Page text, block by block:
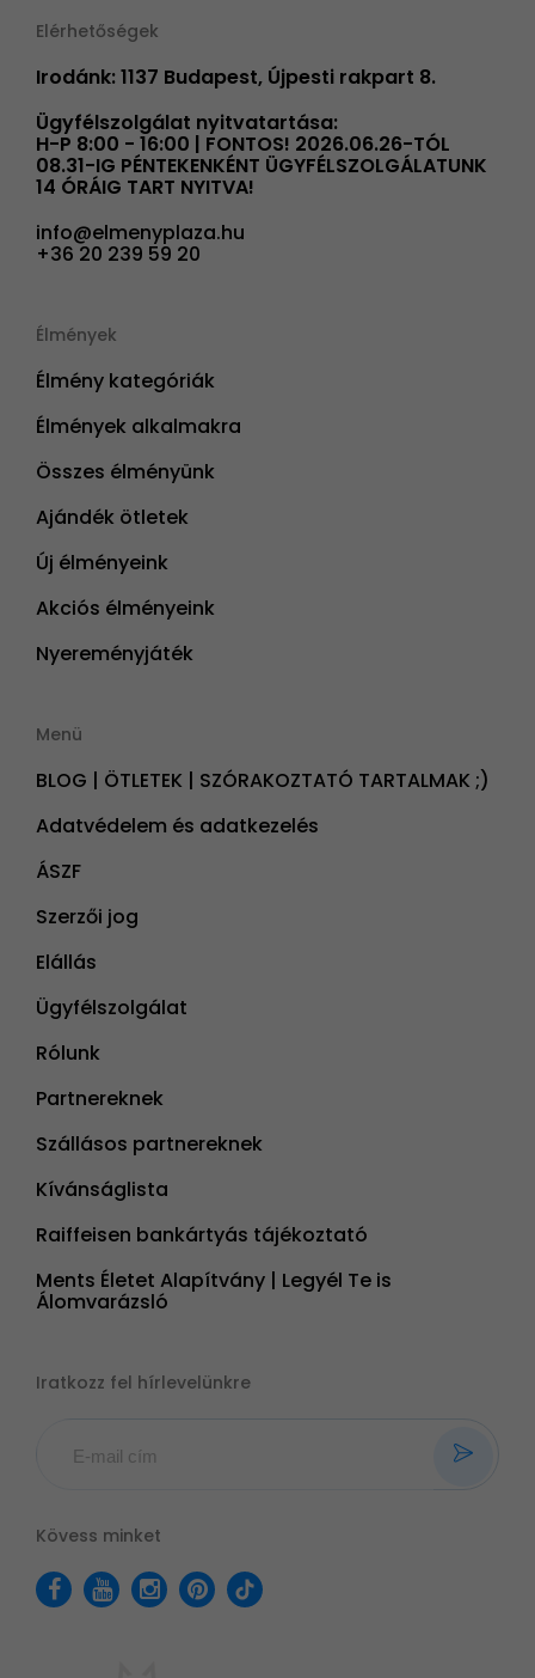
Elérhetőségek
Irodánk: 1137 Budapest, Újpesti rakpart 8.
Ügyfélszolgálat nyitvatartása:
H-P 8:00 - 16:00 | FONTOS! 2026.06.26-TÓL
08.31-IG PÉNTEKENKÉNT ÜGYFÉLSZOLGÁLATUNK
14 ÓRÁIG TART NYITVA!
info@elmenyplaza.hu
+36 20 239 59 20
Élmények
Élmény kategóriák
Élmények alkalmakra
Összes élményünk
Ajándék ötletek
Új élményeink
Akciós élményeink
Nyereményjáték
Menü
BLOG | ÖTLETEK | SZÓRAKOZTATÓ TARTALMAK ;)
Adatvédelem és adatkezelés
ÁSZF
Szerzői jog
Elállás
Ügyfélszolgálat
Rólunk
Partnereknek
Szállásos partnereknek
Kívánságlista
Raiffeisen bankártyás tájékoztató
Ments Életet Alapítvány | Legyél Te is
Álomvarázsló
Iratkozz fel hírlevelünkre
Kövess minket